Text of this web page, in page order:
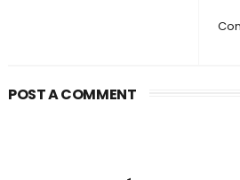
POST A COMMENT